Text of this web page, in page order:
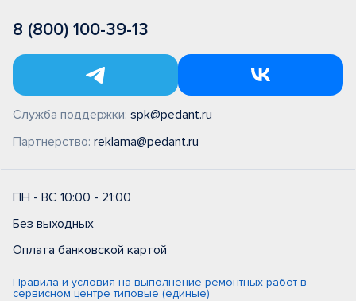
8 (800) 100-39-13
Служба поддержки: spk@pedant.ru
Партнерство: reklama@pedant.ru
ПН - ВС 10:00 - 21:00
Без выходных
Оплата банковской картой
Правила и условия на выполнение ремонтных работ в
сервисном центре типовые (единые)